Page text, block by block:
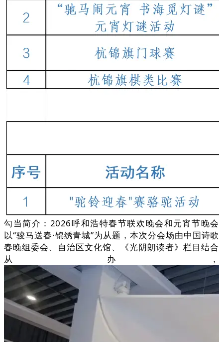
勾当简介：2026呼和浩特春节联欢晚会和元宵节晚会
以“骏马送春·锦绣青城”为从题，本次分会场由中国诗歌
春晚组委会、自治区文化馆、《光阴朗读者》栏目结合
从办，